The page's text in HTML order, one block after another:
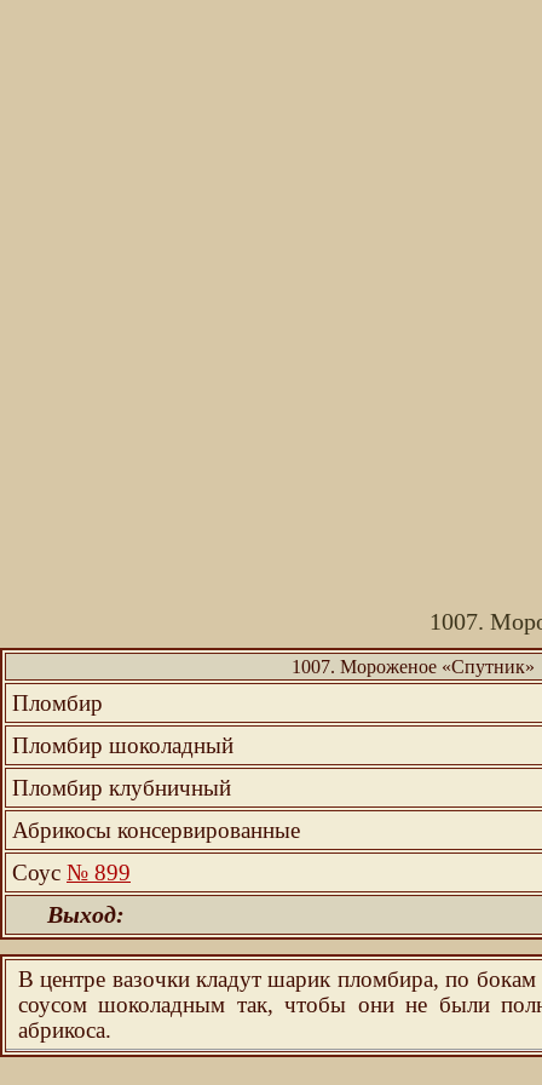
1007.
1007. Мороженое «Спутник»
Пломбир
Пломбир шоколадный
Пломбир клубничный
Абрикосы консервированные
Соус № 899
Выход:
В центре вазочки кладут шарик пломбира, по
соусом шоколадным так, чтобы они не были
абрикоса.